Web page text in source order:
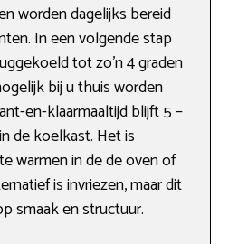
worden dagelijks bereid
In een volgende stap
tot zo’n 4 graden
bij u thuis worden
en-klaarmaaltijd blijft 5 –
de koelkast. Het is
warmen in de de oven of
is invriezen, maar dit
smaak en structuur.